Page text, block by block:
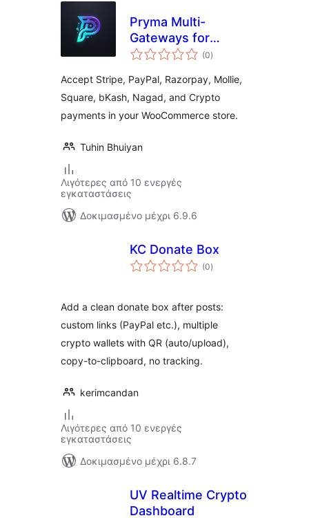
Pryma Multi-
Gateways for
WooCommerce
(0αξιολογήσεις
σύνολο
)
Accept Stripe, PayPal, Razorpay, Mollie,
Square, bKash, Nagad, and Crypto
payments in your WooCommerce store.
Tuhin Bhuiyan
Λιγότερες από 10 ενεργές
εγκαταστάσεις
Δοκιμασμένο μέχρι 6.9.6
KC Donate Box
(0αξιολογήσεις
σύνολο
)
Add a clean donate box after posts:
custom links (PayPal etc.), multiple
crypto wallets with QR (auto/upload),
copy-to-clipboard, no tracking.
kerimcandan
Λιγότερες από 10 ενεργές
εγκαταστάσεις
Δοκιμασμένο μέχρι 6.8.7
UV Realtime Crypto
Dashboard